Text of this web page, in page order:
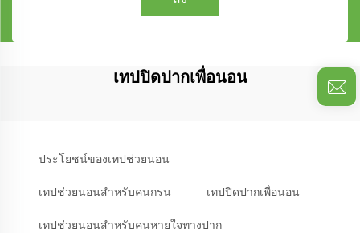
เทปปิดปากเพื่อนอน
ประโยชน์ของเทปช่วยนอน
เทปช่วยนอนสำหรับคนกรน เทปปิดปากเพื่อนอน
เทปช่วยนอนสำหรับคนหายใจทางปาก